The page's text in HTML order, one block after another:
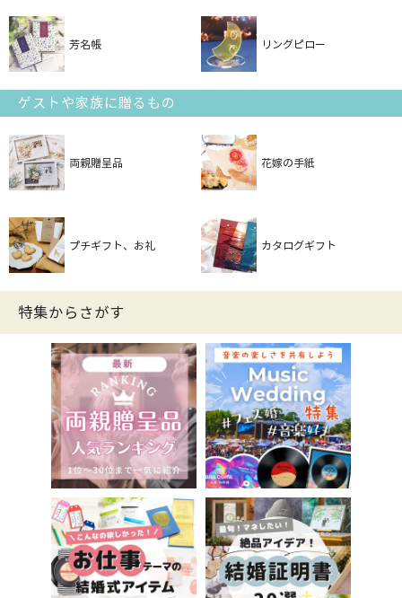
芳名帳 リングピロー
ゲストや家族に贈るもの
両親贈呈品 花嫁の手紙
プチギフト、お礼 カタログギフト
特集からさがす